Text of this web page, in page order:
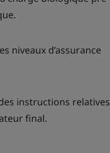
niveaux d’assurance
instructions relatives
final.